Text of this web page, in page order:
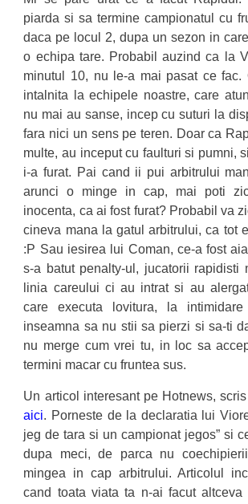
piarda si sa termine campionatul cu
daca pe locul 2, dupa un sezon in
o echipa tare. Probabil auzind ca la
minutul 10, nu le-a mai pasat ce fac.
intalnita la echipele noastre, care
nu mai au sanse, incep cu suturi la
fara nici un sens pe teren. Doar ca
multe, au inceput cu faulturi si pumni,
i-a furat. Pai cand ii pui arbitrului
arunci o minge in cap, mai poti
inocenta, ca ai fost furat? Probabil va
cineva mana la gatul arbitrului, ca tot
:P Sau iesirea lui Coman, ce-a fost
s-a batut penalty-ul, jucatorii rapidisti
linia careului ci au intrat si au
care executa lovitura, la intimidare
inseamna sa nu stii sa pierzi si sa-ti
nu merge cum vrei tu, in loc sa
termini macar cu fruntea sus.
Un articol interesant pe Hotnews,
aici. Porneste de la declaratia lui
jeg de tara si un campionat jegos” si
dupa meci, de parca nu
mingea in cap arbitrului. Articolul
cand toata viata ta n-ai facut altceva